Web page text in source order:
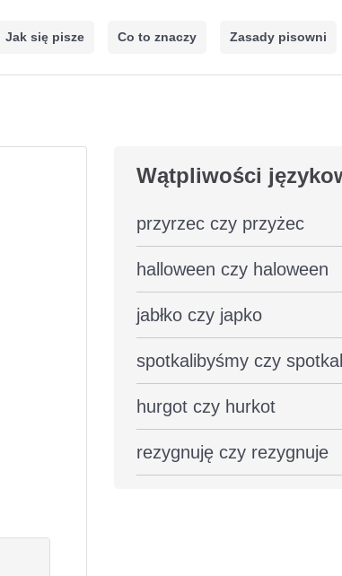
Jak się pisze Co to znaczy Zasady pisowni
Wątpliwości
przyrzec czy przyżec
halloween czy haloween
jabłko czy japko
spotkalibyśmy czy
hurgot czy hurkot
rezygnuję czy rezygnuje